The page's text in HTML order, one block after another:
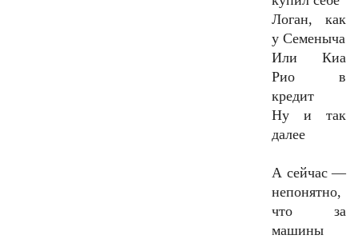
Логан, как
у Семеныча
Или Киа
Рио в
кредит
Ну и так
далее
А сейчас —
непонятно,
что за
машины